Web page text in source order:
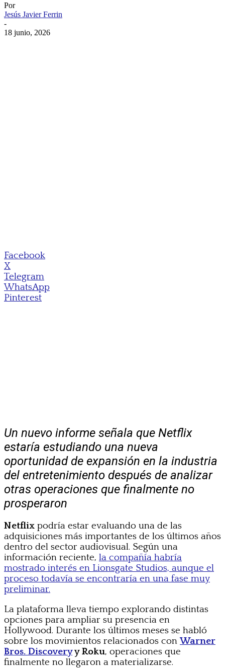
Por
Jesús Javier Ferrin
-
18 junio, 2026
Facebook
X
Telegram
WhatsApp
Pinterest
Un nuevo informe señala que Netflix
estaría estudiando una nueva
oportunidad de expansión en la industria
del entretenimiento después de analizar
otras operaciones que finalmente no
prosperaron
Netflix podría estar evaluando una de las
adquisiciones más importantes de los últimos años
dentro del sector audiovisual. Según una
información reciente, la compañía habría
mostrado interés en Lionsgate Studios, aunque el
proceso todavía se encontraría en una fase muy
preliminar.
La plataforma lleva tiempo explorando distintas
opciones para ampliar su presencia en
Hollywood. Durante los últimos meses se habló
sobre los movimientos relacionados conWarner
Bros. Discoveryy Roku, operaciones que
finalmente no llegaron a materializarse.